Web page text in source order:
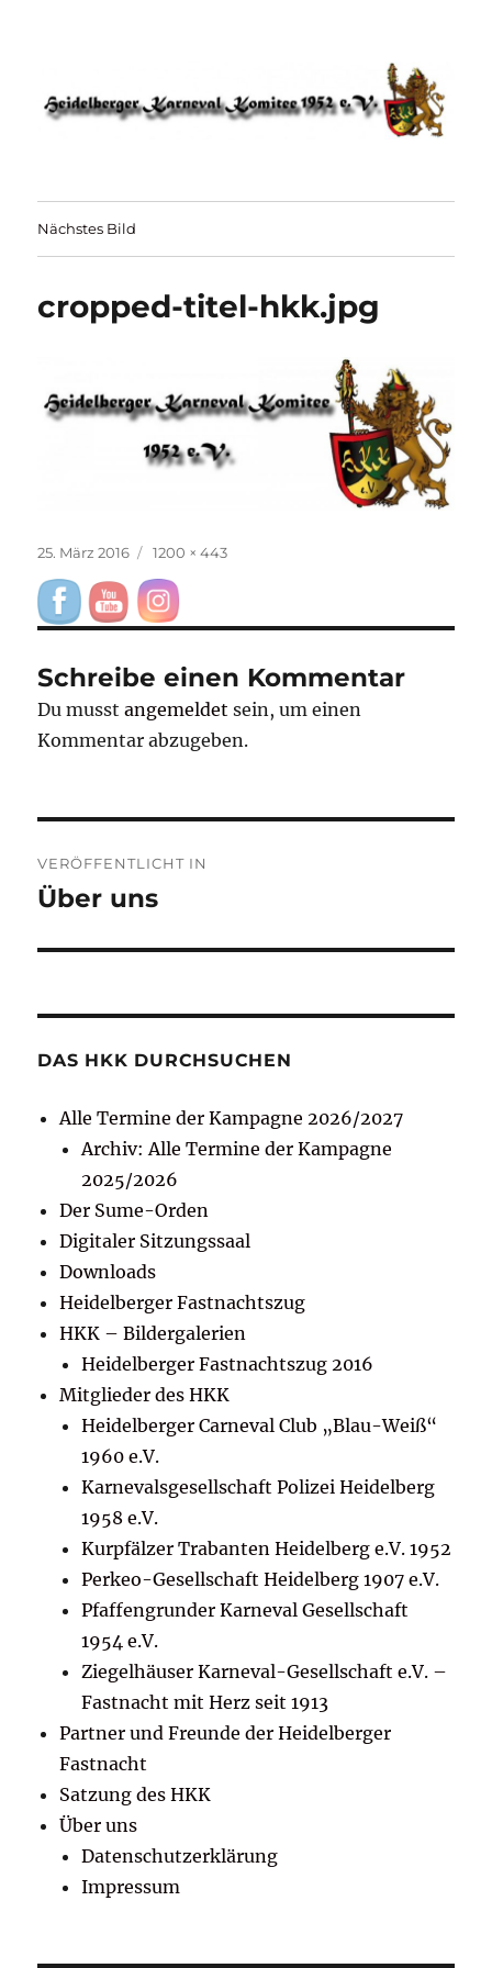
HKK 1952 – Heidelberger Karneval
Komitee
Nächstes Bild
cropped-titel-hkk.jpg
Veröffentlicht
am
25. März 2016 Originalgröße
1200 × 443
Schreibe einen Kommentar
Du musstangemeldet sein, um einen
Kommentar abzugeben.
VERÖFFENTLICHT IN
Über uns
DAS HKK DURCHSUCHEN
Alle Termine der Kampagne 2026/2027
Archiv: Alle Termine der Kampagne
2025/2026
Der Sume-Orden
Digitaler Sitzungssaal
Downloads
Heidelberger Fastnachtszug
HKK – Bildergalerien
Heidelberger Fastnachtszug 2016
Mitglieder des HKK
Heidelberger Carneval Club „Blau-Weiß“
1960 e.V.
Karnevalsgesellschaft Polizei Heidelberg
1958 e.V.
Kurpfälzer Trabanten Heidelberg e.V. 1952
Perkeo-Gesellschaft Heidelberg 1907 e.V.
Pfaffengrunder Karneval Gesellschaft
1954 e.V.
Ziegelhäuser Karneval-Gesellschaft e.V. –
Fastnacht mit Herz seit 1913
Partner und Freunde der Heidelberger
Fastnacht
Satzung des HKK
Über uns
Datenschutzerklärung
Impressum